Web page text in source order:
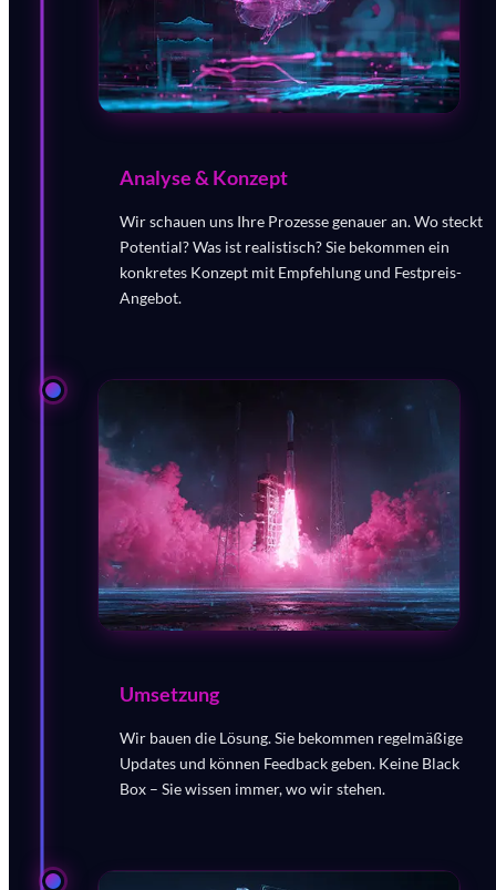
Analyse & Konzept
Wir schauen uns Ihre Prozesse genauer an. Wo steckt
Potential? Was ist realistisch? Sie bekommen ein
konkretes Konzept mit Empfehlung und Festpreis-
Angebot.
Umsetzung
Wir bauen die Lösung. Sie bekommen regelmäßige
Updates und können Feedback geben. Keine Black
Box – Sie wissen immer, wo wir stehen.